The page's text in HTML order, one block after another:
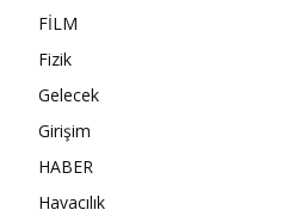
FİLM
Fizik
Gelecek
Girişim
HABER
Havacılık